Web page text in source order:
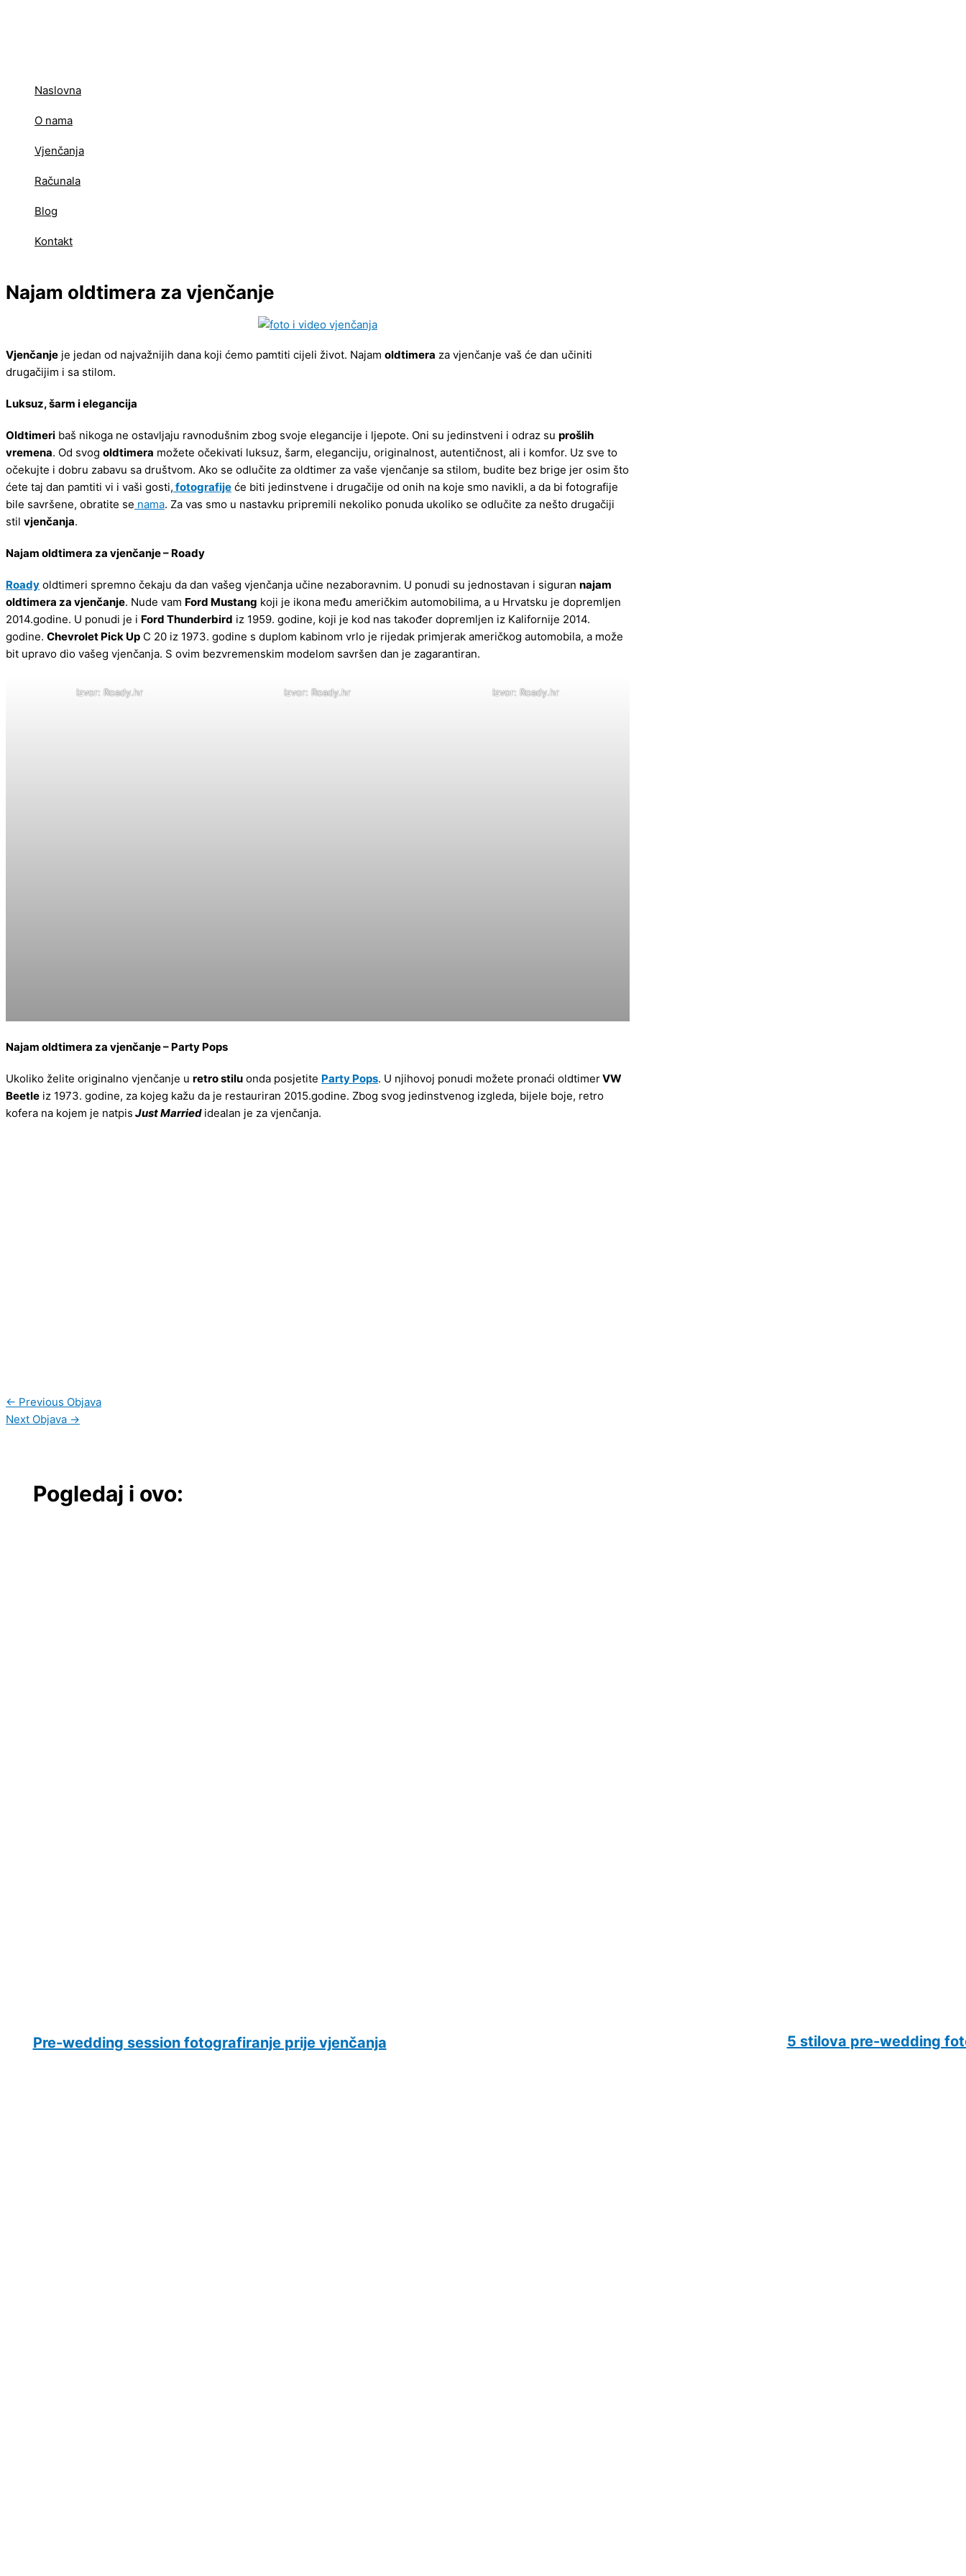
Naslovna
O nama
Vjenčanja
Računala
Blog
Kontakt
Najam oldtimera za vjenčanje
Vjenčanje je jedan od najvažnijih dana koji ćemo pamtiti cijeli život. Najam oldtimera za vjenčanje vaš će dan učiniti
drugačijim i sa stilom.
Luksuz, šarm i elegancija
Oldtimeri baš nikoga ne ostavljaju ravnodušnim zbog svoje elegancije i ljepote. Oni su jedinstveni i odraz su prošlih
vremena. Od svog oldtimera možete očekivati luksuz, šarm, eleganciju, originalnost, autentičnost, ali i komfor. Uz sve to
očekujte i dobru zabavu sa društvom. Ako se odlučite za oldtimer za vaše vjenčanje sa stilom, budite bez brige jer osim što
ćete taj dan pamtiti vi i vaši gosti, fotografije će biti jedinstvene i drugačije od onih na koje smo navikli, a da bi fotografije
bile savršene, obratite se nama. Za vas smo u nastavku pripremili nekoliko ponuda ukoliko se odlučite za nešto drugačiji
stil vjenčanja.
Najam oldtimera za vjenčanje – Roady
Roady oldtimeri spremno čekaju da dan vašeg vjenčanja učine nezaboravnim. U ponudi su jednostavan i siguran najam
oldtimera za vjenčanje. Nude vam Ford Mustang koji je ikona među američkim automobilima, a u Hrvatsku je dopremljen
2014.godine. U ponudi je i Ford Thunderbird iz 1959. godine, koji je kod nas također dopremljen iz Kalifornije 2014.
godine. Chevrolet Pick Up C 20 iz 1973. godine s duplom kabinom vrlo je rijedak primjerak američkog automobila, a može
bit upravo dio vašeg vjenčanja. S ovim bezvremenskim modelom savršen dan je zagarantiran.
Izvor: Roady.hr Izvor: Roady.hr Izvor: Roady.hr
Najam oldtimera za vjenčanje – Party Pops
Ukoliko želite originalno vjenčanje u retro stilu onda posjetite Party Pops. U njihovoj ponudi možete pronaći oldtimerVW
Beetle iz 1973. godine, za kojeg kažu da je restauriran 2015.godine. Zbog svog jedinstvenog izgleda, bijele boje, retro
kofera na kojem je natpis Just Married idealan je za vjenčanja.
← Previous Objava
Next Objava →
Pogledaj i ovo:
Pre-wedding session fotografiranje prije vjenčanja 5 stilova pre-wedding